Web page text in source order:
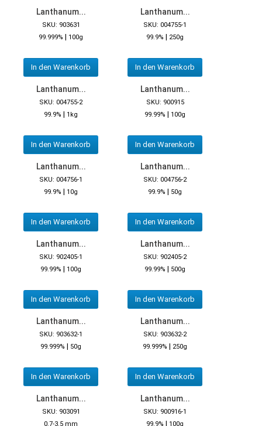
Lanthanum...
SKU: 903631
99.999% | 100g
In den Warenkorb
Lanthanum...
SKU: 004755-1
99.9% | 250g
In den Warenkorb
Lanthanum...
SKU: 004755-2
99.9% | 1kg
In den Warenkorb
Lanthanum...
SKU: 900915
99.99% | 100g
In den Warenkorb
Lanthanum...
SKU: 004756-1
99.9% | 10g
In den Warenkorb
Lanthanum...
SKU: 004756-2
99.9% | 50g
In den Warenkorb
Lanthanum...
SKU: 902405-1
99.99% | 100g
In den Warenkorb
Lanthanum...
SKU: 902405-2
99.99% | 500g
In den Warenkorb
Lanthanum...
SKU: 903632-1
99.999% | 50g
In den Warenkorb
Lanthanum...
SKU: 903632-2
99.999% | 250g
In den Warenkorb
Lanthanum...
SKU: 903091
0.7-3.5 mm
Lanthanum...
SKU: 900916-1
99.9% | 100g